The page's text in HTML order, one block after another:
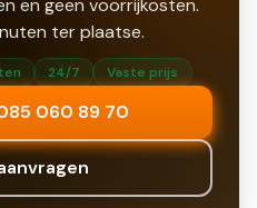
en geen voorrijkosten.
ter plaatse.
24/7 Vaste prijs
060 89 70